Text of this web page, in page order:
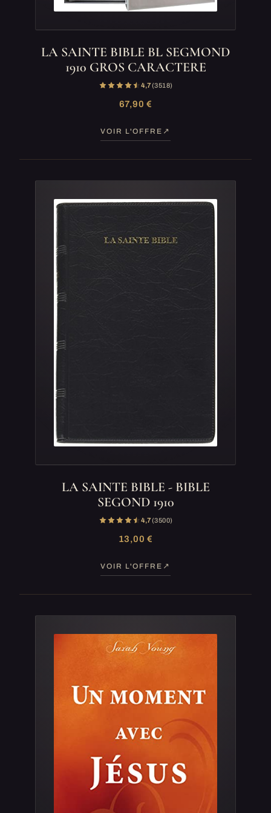
LA SAINTE BIBLE BL SEGMOND
1910 GROS CARACTERE
4,7(3 518)
67,90 €
VOIR L'OFFRE
LA SAINTE BIBLE - BIBLE
SEGOND 1910
4,7(3 500)
13,00 €
VOIR L'OFFRE